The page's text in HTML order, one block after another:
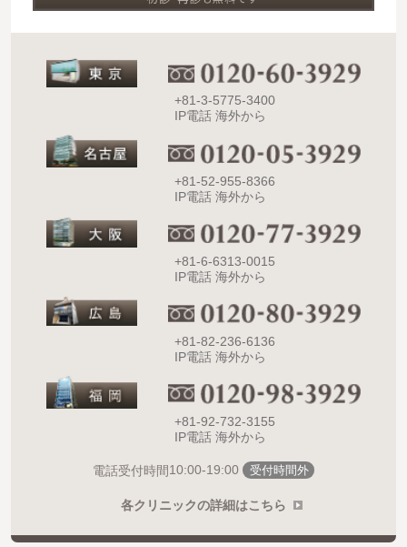
+81-3-5775-3400
IP電話 海外から
+81-52-955-8366
IP電話 海外から
+81-6-6313-0015
IP電話 海外から
+81-82-236-6136
IP電話 海外から
+81-92-732-3155
IP電話 海外から
電話受付時間10:00-19:00 受付時間外
各クリニックの詳細はこちら